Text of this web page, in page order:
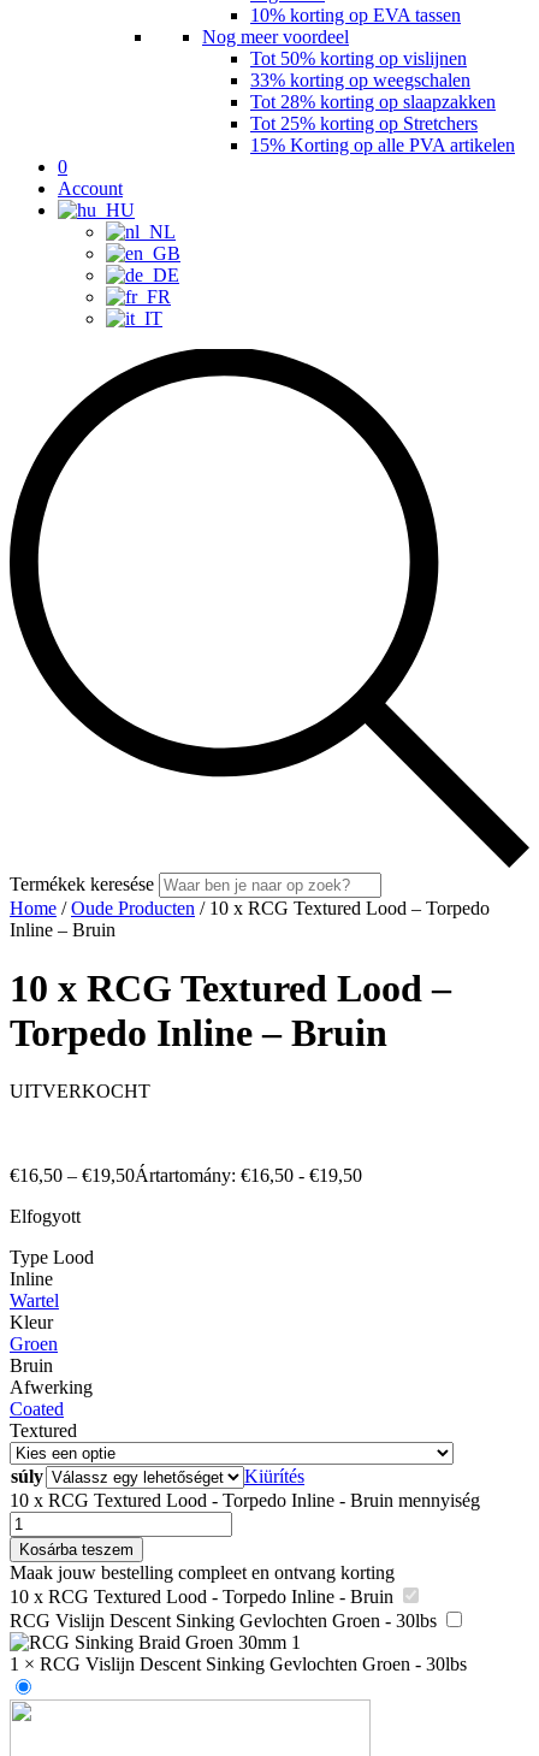
10% korting op EVA tassen
Nog meer voordeel
Tot 50% korting op vislijnen
33% korting op weegschalen
Tot 28% korting op slaapzakken
Tot 25% korting op Stretchers
15% Korting op alle PVA artikelen
0
Account
Termékek keresése
Home /Oude Producten / 10 x RCG Textured Lood – Torpedo
Inline – Bruin
10 x RCG Textured Lood –
Torpedo Inline – Bruin
UITVERKOCHT
€16,50 – €19,50Ártartomány: €16,50 - €19,50
Elfogyott
Type Lood
Inline
Wartel
Kleur
Groen
Bruin
Afwerking
Coated
Textured
súly
Kiürítés
10 x RCG Textured Lood - Torpedo Inline - Bruin mennyiség
Kosárba teszem
Maak jouw bestelling compleet en ontvang korting
10 x RCG Textured Lood - Torpedo Inline - Bruin
RCG Vislijn Descent Sinking Gevlochten Groen - 30lbs
1 × RCG Vislijn Descent Sinking Gevlochten Groen - 30lbs